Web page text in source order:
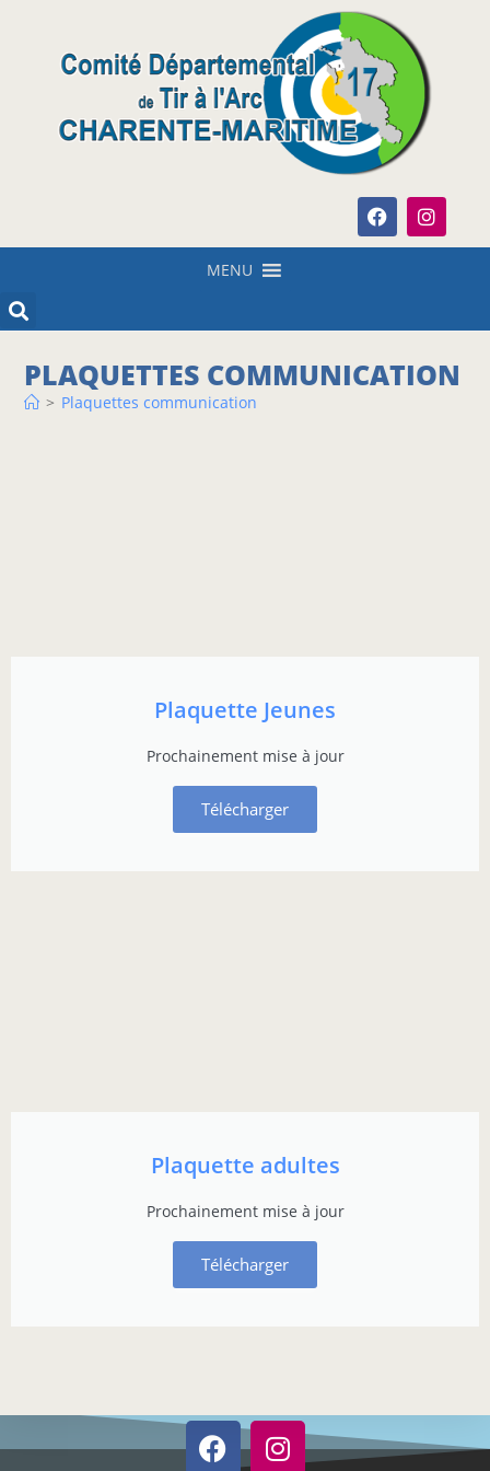
MENU
PLAQUETTES COMMUNICATION
> Plaquettes communication
Plaquette Jeunes
Prochainement mise à jour
Télécharger
Plaquette adultes
Prochainement mise à jour
Télécharger